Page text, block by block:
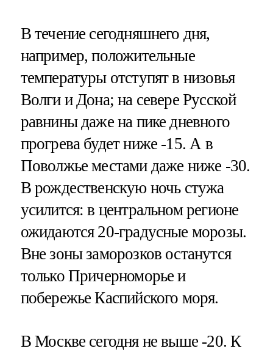
В течение сегодняшнего дня,
например, положительные
температуры отступят в низовья
Волги и Дона; на севере Русской
равнины даже на пике дневного
прогрева будет ниже -15. А в
Поволжье местами даже ниже -30.
В рождественскую ночь стужа
усилится: в центральном регионе
ожидаются 20-градусные морозы.
Вне зоны заморозков останутся
только Причерноморье и
побережье Каспийского моря.
В Москве сегодня не выше -20. К